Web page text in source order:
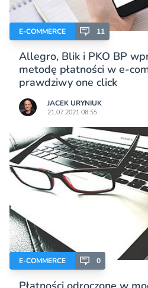
E-COMMERCE 11
Allegro, Blik i PKO BP
metodę płatności w e-
prawdziwy one click
JACEK URYNIUK
21.07.2021 08:55
E-COMMERCE 0